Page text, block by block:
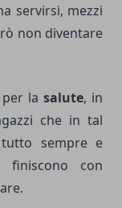
servirsi, mezzi
non diventare
la salute, in
che in tal
sempre e
finiscono con